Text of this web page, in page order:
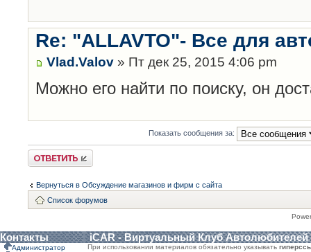
Re: "ALLAVTO"- Все для
Vlad.Valov » Пт дек 25, 2015 4:06 pm
Можно его найти по поиску, он
Показать сообщения за:
Ответить
Вернуться в Обсуждение магазинов и фирм с сайта
Список форумов
Контакты iCAR - Виртуальный Клуб Автолюбителей
Администратор
При использовании материалов обязательно указывать